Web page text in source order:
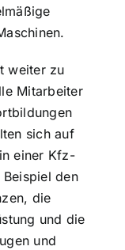
weiter zu
Mitarbeiter
sich auf
einer Kfz-
den
die
und die
und